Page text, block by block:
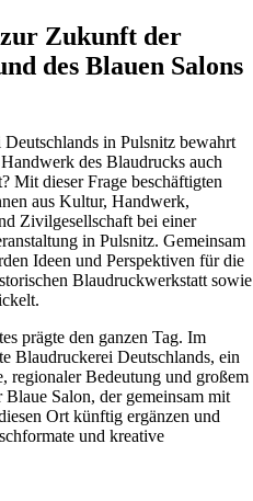
Zukunft der
des Blauen Salons
in Pulsnitz bewahrt
des Blaudrucks auch
Mit dieser Frage beschäftigten
aus Kultur, Handwerk,
Zivilgesellschaft bei einer
in Pulsnitz. Gemeinsam
Ideen und Perspektiven für die
Blaudruckwerkstatt sowie
prägte den ganzen Tag. Im
Blaudruckerei Deutschlands, ein
regionaler Bedeutung und großem
Salon, der gemeinsam mit
Ort künftig ergänzen und
und kreative